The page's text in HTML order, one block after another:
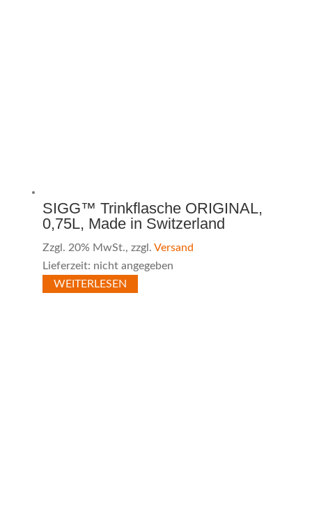
SIGG™ Trinkflasche ORIGINAL,
0,75L, Made in Switzerland
Zzgl. 20% MwSt., zzgl. Versand
Lieferzeit: nicht angegeben
WEITERLESEN